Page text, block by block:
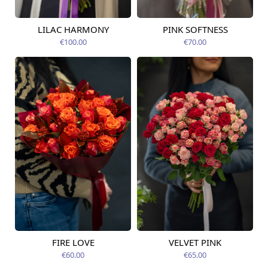
Pieejams šodien
LILAC HARMONY
€100.00
Pieejams šodien
PINK SOFTNESS
€70.00
Pieejams šodien
FIRE LOVE
€60.00
Pieejams šodien
VELVET PINK
€65.00